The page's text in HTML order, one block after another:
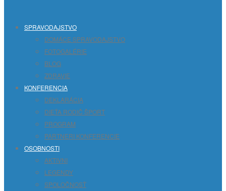
SPRAVODAJSTVO
DOMÁCE SPRAVODAJSTVO
FOTOGALÉRIE
BLOG
ZDRAVIE
KONFERENCIA
DEKLARÁCIA
DIEŤA RODIČ ŠPORT
PROGRAM
PARTNERI KONFERENCIE
OSOBNOSTI
AKTIVNI
LEGENDY
SPOLOČNOSŤ